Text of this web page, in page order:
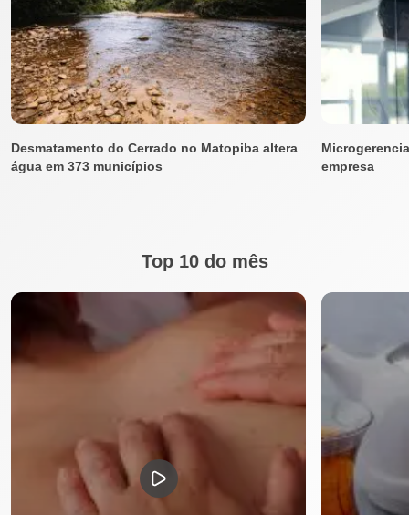
Desmatamento do Cerrado no Matopiba altera
água em 373 municípios
empresa
Top 10 do mês